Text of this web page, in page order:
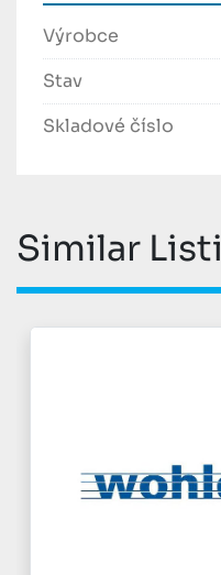
Výrobce
Stav
Skladové číslo
Similar